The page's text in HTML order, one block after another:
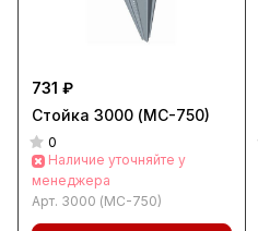
731 ₽
Стойка 3000 (МС-750)
0
Наличие уточняйте у
менеджера
Арт. 3000 (МС-750)